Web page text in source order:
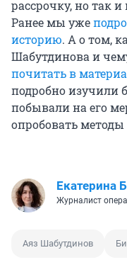
рассрочку, но так
Ранее мы уже
историю. А о том,
Шабутдинова и
почитать в
подробно изучили
побывали на его
опробовать методы
Екатерина
Журналист
Аяз Шабутдинов